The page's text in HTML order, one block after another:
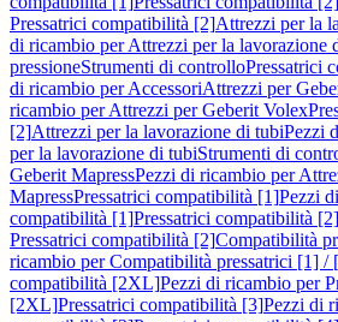
Pressatrici compatibilità [2]Attrezzi per la
di ricambio per Attrezzi per la lavorazione
pressioneStrumenti di controlloPressatrici
di ricambio per AccessoriAttrezzi per
ricambio per Attrezzi per Geberit Volex
[2]Attrezzi per la lavorazione di tubiPezzi
per la lavorazione di tubiStrumenti di
Geberit MapressPezzi di ricambio per
MapressPressatrici compatibilità [1]Pezzi
compatibilità [1]Pressatrici compatibilità [2]
Pressatrici compatibilità [2]Compatibilità
ricambio per Compatibilità pressatrici [1] /
compatibilità [2XL]Pezzi di ricambio per
[2XL]Pressatrici compatibilità [3]Pezzi di